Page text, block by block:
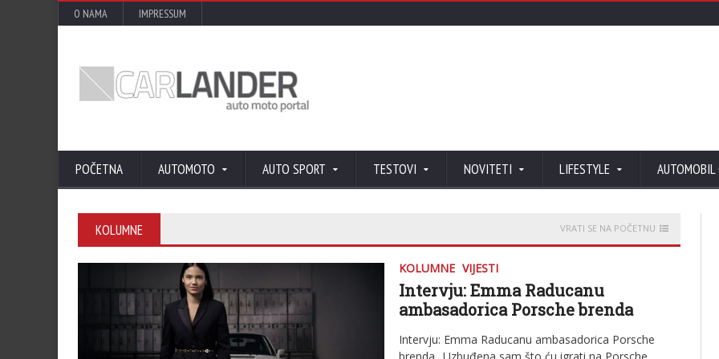
O NAMA IMPRESSUM
POČETNA AUTOMOTO AUTO SPORT TESTOVI NOVITETI LIFESTYLE AUTOMOBIL
KOLUMNE VRATI SE NA POČETNU
KOLUMNE VIJESTI
Intervju: Emma Raducanu
ambasadorica Porsche brenda
Intervju: Emma Raducanu ambasadorica Porsche